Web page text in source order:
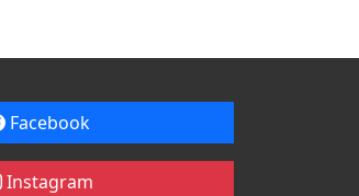
Facebook
Instagram